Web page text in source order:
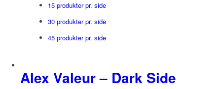
15 produkter pr. side
30 produkter pr. side
45 produkter pr. side
Alex Valeur – Dark Side